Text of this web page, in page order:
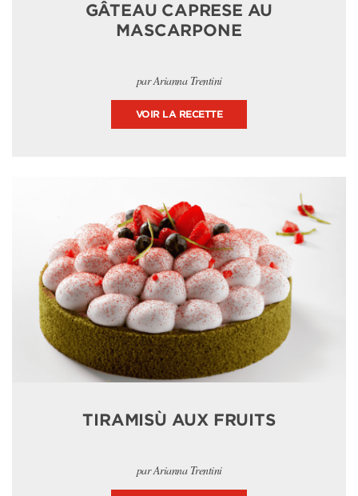
GÂTEAU CAPRESE AU
MASCARPONE
par Arianna Trentini
VOIR LA RECETTE
TIRAMISÙ AUX FRUITS
par Arianna Trentini